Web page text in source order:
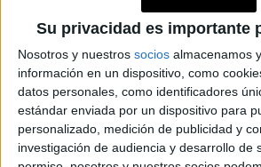
Su privacidad es importante
Nosotros y nuestros socios almacenamos
información en un dispositivo, como
datos personales, como identificadores
estándar enviada por un dispositivo para
personalizado, medición de publicidad y
investigación de audiencia y desarrollo de
Weekend Parabrisas
Look
Luz Mía Lunateen
© Perfil.com 2006-2019 - Todos los
Registro de Propiedad Intelectual: